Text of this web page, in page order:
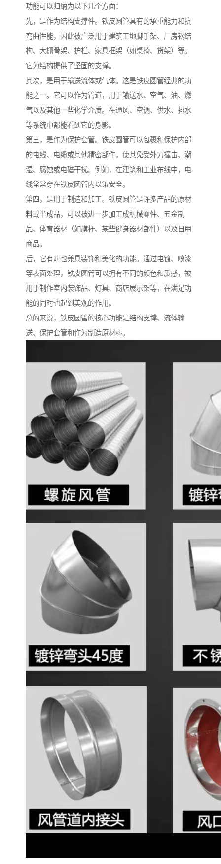
功能可以归纳为以下几个方面：
先，是作为结构支撑件。铁皮圆管具有的承重能力和抗
弯曲性能，因此被广泛用于建筑工地脚手架、厂房钢结
构、大棚骨架、护栏、家具框架（如桌椅、货架）等。
它为结构提供了坚固的支撑。
其次，是用于输送流体或气体。这是铁皮圆管经典的功
能之一。它可以作为管道，用于输送水、空气、油、燃
气以及其他一些化学介质。在通风、空调、供水、排水
等系统中都能看到它的身影。
第三，是作为保护套管。铁皮圆管可以包裹和保护内部
的电线、电缆或其他精密部件，使其免受外力撞击、潮
湿、腐蚀或电磁干扰。例如，在建筑和工业布线中，电
线常常穿在铁皮圆管内以策安全。
第四，是用于制造和加工。铁皮圆管是许多产品的原材
料或半成品，可以被进一步加工成机械零件、五金制
品、体育器材（如旗杆、某些健身器材部件）以及日用
商品。
后，它有时也兼具装饰和美化的功能。通过电镀、喷漆
等表面处理，铁皮圆管可以拥有不同的颜色和质感，被
用于制作室内装饰品、灯具、商店展示架等，在满足功
能的同时也起到美观的作用。
总的来说，铁皮圆管的核心功能是结构支撑、流体输
送、保护套管和作为制造原材料。